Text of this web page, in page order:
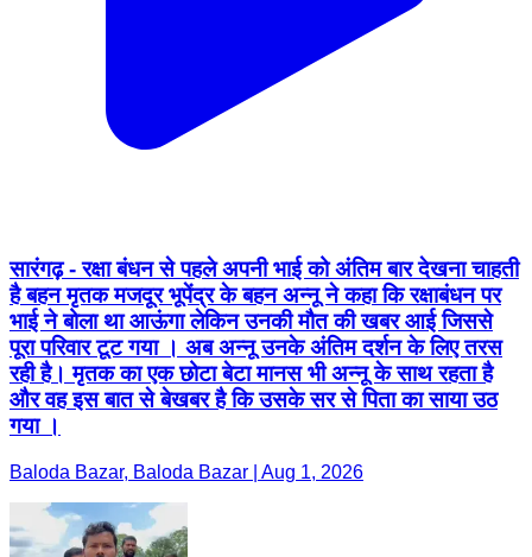
सारंगढ़ - रक्षा बंधन से पहले अपनी भाई को अंतिम बार देखना चाहती
है बहन मृतक मजदूर भूपेंद्र के बहन अन्नू ने कहा कि रक्षाबंधन पर
भाई ने बोला था आऊंगा लेकिन उनकी मौत की खबर आई जिससे
पूरा परिवार टूट गया । अब अन्नू उनके अंतिम दर्शन के लिए तरस
रही है। मृतक का एक छोटा बेटा मानस भी अन्नू के साथ रहता है
और वह इस बात से बेखबर है कि उसके सर से पिता का साया उठ
गया ।
Baloda Bazar, Baloda Bazar | Aug 1, 2026